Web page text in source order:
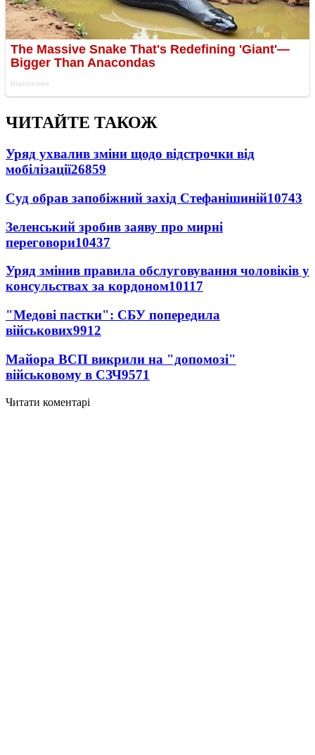
ЧИТАЙТЕ ТАКОЖ
Уряд ухвалив зміни щодо відстрочки від
мобілізації26859
Суд обрав запобіжний захід Стефанішиній10743
Зеленський зробив заяву про мирні
переговори10437
Уряд змінив правила обслуговування чоловіків у
консульствах за кордоном10117
"Медові пастки": СБУ попередила
військових9912
Майора ВСП викрили на "допомозі"
військовому в СЗЧ9571
Читати коментарі